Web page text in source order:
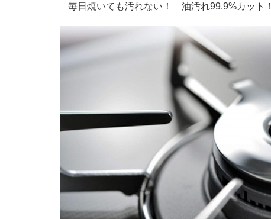
毎日焼いても汚れない！ 油汚れ99.9%カット！